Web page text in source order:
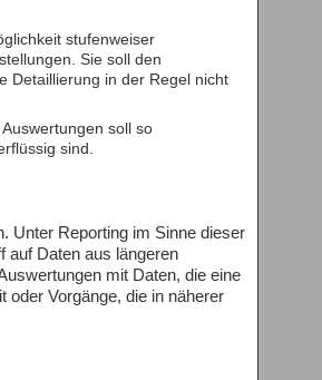
stufenweiser
Sie soll den
Detaillierung in der Regel nicht
soll so
sind.
Unter Reporting im Sinne dieser
auf Daten aus längeren
mit Daten, die eine
oder Vorgänge, die in näherer